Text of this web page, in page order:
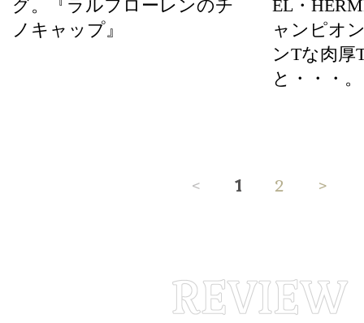
グ。『ラルフローレンのチ
ノキャップ』
EL・
ャンピオ
ンTな肉厚
と・・・。
< 1 2 >